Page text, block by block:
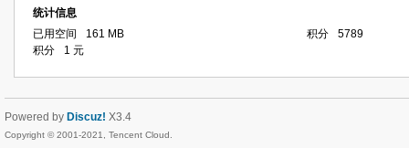
统计信息
已用空间
161 MB 积分
5789
积分
1 元
Powered by Discuz! X3.4
Copyright © 2001-2021, Tencent Cloud.